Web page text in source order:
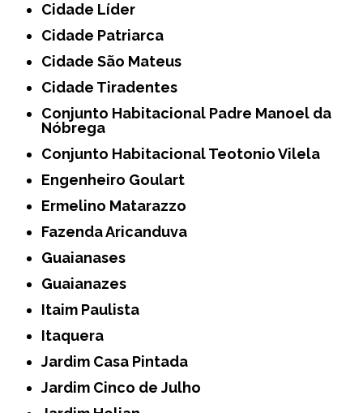
Cidade Líder
Cidade Patriarca
Cidade São Mateus
Cidade Tiradentes
Conjunto Habitacional Padre Manoel da
Nóbrega
Conjunto Habitacional Teotonio Vilela
Engenheiro Goulart
Ermelino Matarazzo
Fazenda Aricanduva
Guaianases
Guaianazes
Itaim Paulista
Itaquera
Jardim Casa Pintada
Jardim Cinco de Julho